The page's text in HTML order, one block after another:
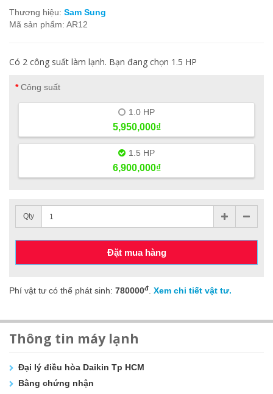
Thương hiệu: Sam Sung
Mã sản phẩm: AR12
Có 2 công suất làm lạnh. Bạn đang chọn 1.5 HP
Công suất
1.0 HP
5,950,000₫
1.5 HP
6,900,000₫
Qty
Đặt mua hàng
Phí vật tư có thể phát sinh: 780000đ Xem chi tiết vật tư.
Thông tin máy lạnh
Đại lý điều hòa Daikin Tp HCM
Bằng chứng nhận